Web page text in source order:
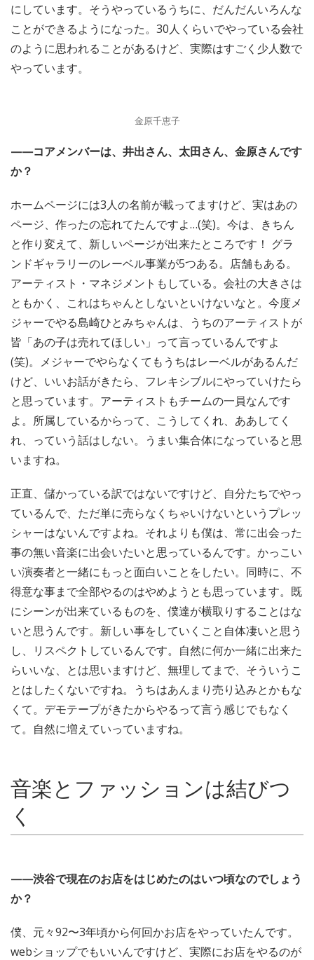
にしています。そうやっているうちに、だんだんいろんな
ことができるようになった。30人くらいでやっている会社
のように思われることがあるけど、実際はすごく少人数で
やっています。
金原千恵子
——コアメンバーは、井出さん、太田さん、金原さんです
か？
ホームページには3人の名前が載ってますけど、実はあの
ページ、作ったの忘れてたんですよ…(笑)。今は、きちん
と作り変えて、新しいページが出来たところです！ グラ
ンドギャラリーのレーベル事業が5つある。店舗もある。
アーティスト・マネジメントもしている。会社の大きさは
ともかく、これはちゃんとしないといけないなと。今度メ
ジャーでやる島崎ひとみちゃんは、うちのアーティストが
皆「あの子は売れてほしい」って言っているんですよ
(笑)。メジャーでやらなくてもうちはレーベルがあるんだ
けど、いいお話がきたら、フレキシブルにやっていけたら
と思っています。アーティストもチームの一員なんです
よ。所属しているからって、こうしてくれ、ああしてく
れ、っていう話はしない。うまい集合体になっていると思
いますね。
正直、儲かっている訳ではないですけど、自分たちでやっ
ているんで、ただ単に売らなくちゃいけないというプレッ
シャーはないんですよね。それよりも僕は、常に出会った
事の無い音楽に出会いたいと思っているんです。かっこい
い演奏者と一緒にもっと面白いことをしたい。同時に、不
得意な事まで全部やるのはやめようとも思っています。既
にシーンが出来ているものを、僕達が横取りすることはな
いと思うんです。新しい事をしていくこと自体凄いと思う
し、リスペクトしているんです。自然に何か一緒に出来た
らいいな、とは思いますけど、無理してまで、そういうこ
とはしたくないですね。うちはあんまり売り込みとかもな
くて。デモテープがきたからやるって言う感じでもなく
て。自然に増えていっていますね。
音楽とファッションは結びつ
く
——渋谷で現在のお店をはじめたのはいつ頃なのでしょう
か？
僕、元々92〜3年頃から何回かお店をやっていたんです。
webショップでもいいんですけど、実際にお店をやるのが